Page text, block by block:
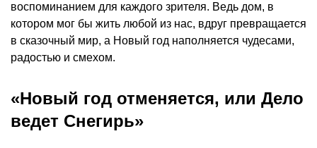
воспоминанием для каждого зрителя. Ведь дом, в
котором мог бы жить любой из нас, вдруг превращается
в сказочный мир, а Новый год наполняется чудесами,
радостью и смехом.
«Новый год отменяется, или Дело
ведет Снегирь»